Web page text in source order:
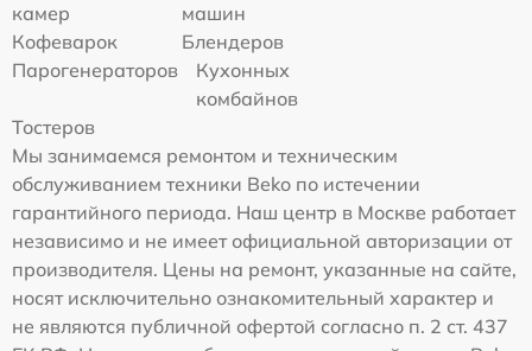
камер
машин
Кофеварок
Блендеров
Парогенераторов
Кухонных
комбайнов
Тостеров
Мы занимаемся ремонтом и техническим
обслуживанием техники Beko по истечении
гарантийного периода. Наш центр в Москве работает
независимо и не имеет официальной авторизации от
производителя. Цены на ремонт, указанные на сайте,
носят исключительно ознакомительный характер и
не являются публичной офертой согласно п. 2 ст. 437